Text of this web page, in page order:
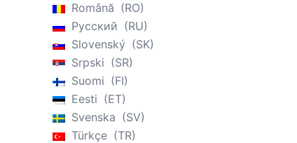
Română
RO
Русский
RU
Slovenský
SK
Srpski
SR
Suomi
FI
Eesti
ET
Svenska
SV
Türkçe
TR